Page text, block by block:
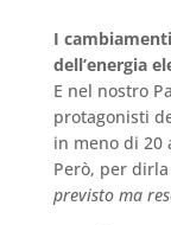
I
dell’energia
E nel nostro
protagonisti
in meno di 20
Però, per
previsto ma